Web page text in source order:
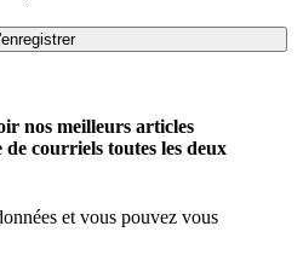
nos meilleurs articles
courriels toutes les deux
et vous pouvez vous